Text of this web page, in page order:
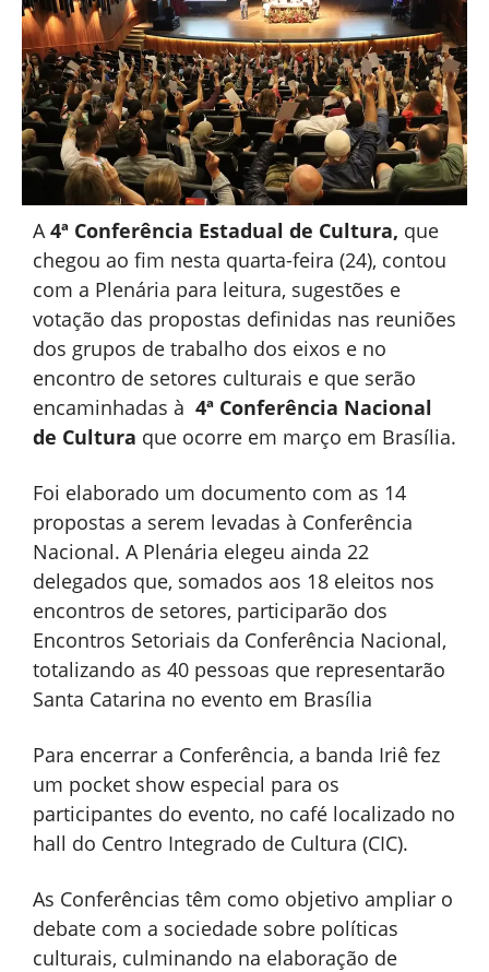
A4ª Conferência Estadual de Cultura, que
chegou ao fim nesta quarta-feira (24), contou
com a Plenária para leitura, sugestões e
votação das propostas definidas nas reuniões
dos grupos de trabalho dos eixos e no
encontro de setores culturais e que serão
encaminhadas à 4ª Conferência Nacional
de Cultura que ocorre em março em Brasília.
Foi elaborado um documento com as 14
propostas a serem levadas à Conferência
Nacional. A Plenária elegeu ainda 22
delegados que, somados aos 18 eleitos nos
encontros de setores, participarão dos
Encontros Setoriais da Conferência Nacional,
totalizando as 40 pessoas que representarão
Santa Catarina no evento em Brasília
Para encerrar a Conferência, a banda Iriê fez
um pocket show especial para os
participantes do evento, no café localizado no
hall do Centro Integrado de Cultura (CIC).
As Conferências têm como objetivo ampliar o
debate com a sociedade sobre políticas
culturais, culminando na elaboração de